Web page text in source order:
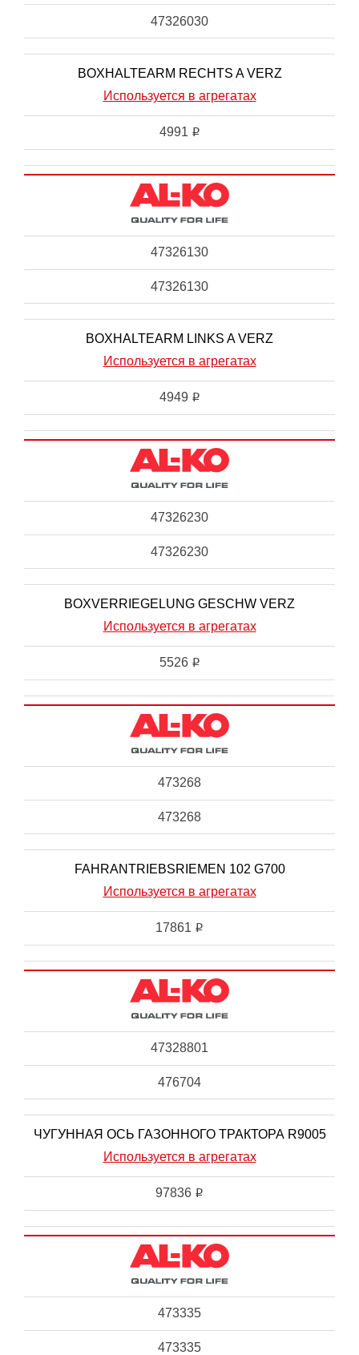
47326030
BOXHALTEARM RECHTS A VERZ
Используется в агрегатах
4991 i
47326130
47326130
BOXHALTEARM LINKS A VERZ
Используется в агрегатах
4949 i
47326230
47326230
BOXVERRIEGELUNG GESCHW VERZ
Используется в агрегатах
5526 i
473268
473268
FAHRANTRIEBSRIEMEN 102 G700
Используется в агрегатах
17861 i
47328801
476704
ЧУГУННАЯ ОСЬ ГАЗОННОГО ТРАКТОРА R9005
Используется в агрегатах
97836 i
473335
473335